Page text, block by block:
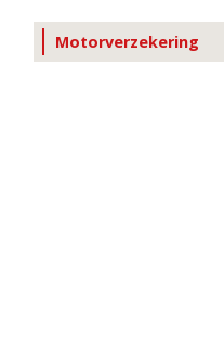
Motorverzekering